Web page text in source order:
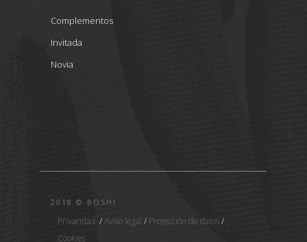
Complementos
Invitada
Novia
2018 © BOSHI
Privacidad /Aviso legal / Protección de datos/
Cookies